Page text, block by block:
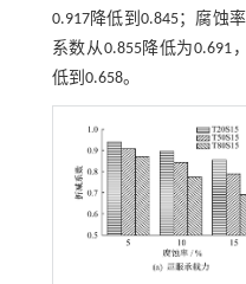
0.917降低到0.845；腐蚀
系数从0.855降低为0.691
低到0.658。